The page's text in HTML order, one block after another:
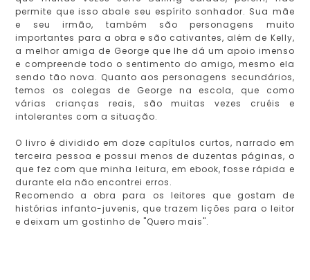
permite que isso abale seu espírito sonhador. Sua mãe
e seu irmão, também são personagens muito
importantes para a obra e são cativantes, além de Kelly,
a melhor amiga de George que lhe dá um apoio imenso
e compreende todo o sentimento do amigo, mesmo ela
sendo tão nova. Quanto aos personagens secundários,
temos os colegas de George na escola, que como
várias crianças reais, são muitas vezes cruéis e
intolerantes com a situação.
O livro é dividido em doze capítulos curtos, narrado em
terceira pessoa e possui menos de duzentas páginas, o
que fez com que minha leitura, em ebook, fosse rápida e
durante ela não encontrei erros.
Recomendo a obra para os leitores que gostam de
histórias infanto-juvenis, que trazem lições para o leitor
e deixam um gostinho de "Quero mais".